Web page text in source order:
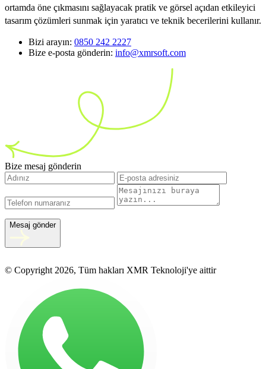
ortamda öne çıkmasını sağlayacak pratik ve görsel açıdan etkileyici
tasarım çözümleri sunmak için yaratıcı ve teknik becerilerini kullanır.
Bizi arayın: 0850 242 2227
Bize e-posta gönderin: info@xmrsoft.com
Bize mesaj gönderin
Mesaj gönder
© Copyright 2026, Tüm hakları XMR Teknoloji'ye aittir